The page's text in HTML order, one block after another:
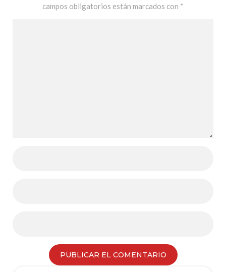
campos obligatorios están marcados con *